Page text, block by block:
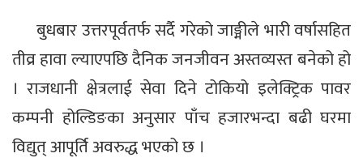
बुधबार उत्तरपूर्वतर्फ सर्दै गरेको जाङ्मीले भारी वर्षासहित
तीव्र हावा ल्याएपछि दैनिक जनजीवन अस्तव्यस्त बनेको हो
। राजधानी क्षेत्रलाई सेवा दिने टोकियो इलेक्ट्रिक पावर
कम्पनी होल्डिङका अनुसार पाँच हजारभन्दा बढी घरमा
विद्युत् आपूर्ति अवरुद्ध भएको छ ।